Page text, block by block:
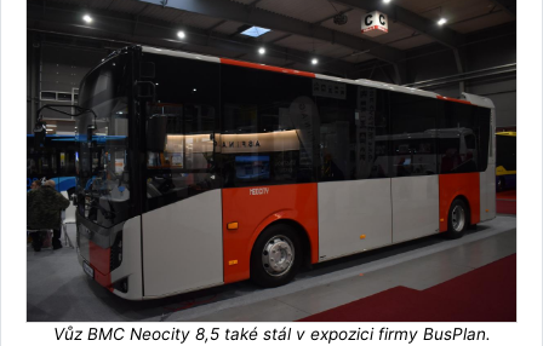
Vůz BMC Neocity 8,5 také stál v expozici firmy BusPlan.